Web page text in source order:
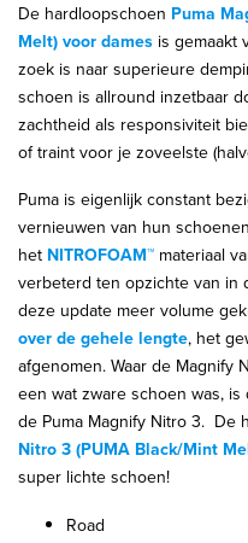
De hardloopschoen Puma
Melt) voor dames is gemaakt
zoek is naar superieure
schoen is allround inzetbaar
zachtheid als responsiviteit
of traint voor je zoveelste
Puma is eigenlijk constant
vernieuwen van hun
het NITROFOAM™ materiaal
verbeterd ten opzichte van in
deze update meer volume
over de gehele lengte, het
afgenomen. Waar de Magnify
een wat zware schoen was,
de Puma Magnify Nitro 3. De
Nitro 3 (PUMA Black/Mint
super lichte schoen!
Road